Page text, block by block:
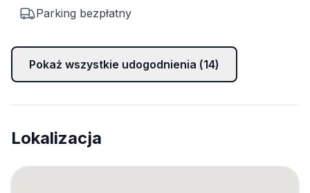
Parking bezpłatny
Pokaż wszystkie udogodnienia (14)
Lokalizacja